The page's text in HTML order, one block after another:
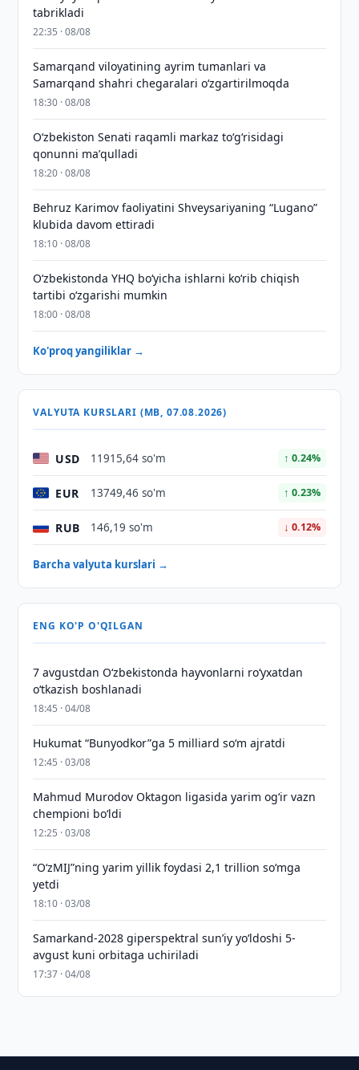
tabrikladi
22:35 · 08/08
Samarqand viloyatining ayrim tumanlari va
Samarqand shahri chegaralari oʻzgartirilmoqda
18:30 · 08/08
Oʻzbekiston Senati raqamli markaz toʻgʻrisidagi
qonunni maʼqulladi
18:20 · 08/08
Behruz Karimov faoliyatini Shveysariyaning “Lugano”
klubida davom ettiradi
18:10 · 08/08
O‘zbekistonda YHQ bo‘yicha ishlarni ko‘rib chiqish
tartibi o‘zgarishi mumkin
18:00 · 08/08
Ko'proq yangiliklar →
VALYUTA KURSLARI (MB, 07.08.2026)
USD 11915,64 so'm ↑ 0.24%
EUR 13749,46 so'm ↑ 0.23%
RUB 146,19 so'm ↓ 0.12%
Barcha valyuta kurslari →
ENG KO'P O'QILGAN
7 avgustdan O‘zbekistonda hayvonlarni ro‘yxatdan
o‘tkazish boshlanadi
18:45 · 04/08
Hukumat “Bunyodkor”ga 5 milliard so‘m ajratdi
12:45 · 03/08
Mahmud Murodov Oktagon ligasida yarim og‘ir vazn
chempioni bo‘ldi
12:25 · 03/08
“O‘zMIJ”ning yarim yillik foydasi 2,1 trillion so‘mga
yetdi
18:10 · 03/08
Samarkand-2028 giperspektral sun’iy yo‘ldoshi 5-
avgust kuni orbitaga uchiriladi
17:37 · 04/08